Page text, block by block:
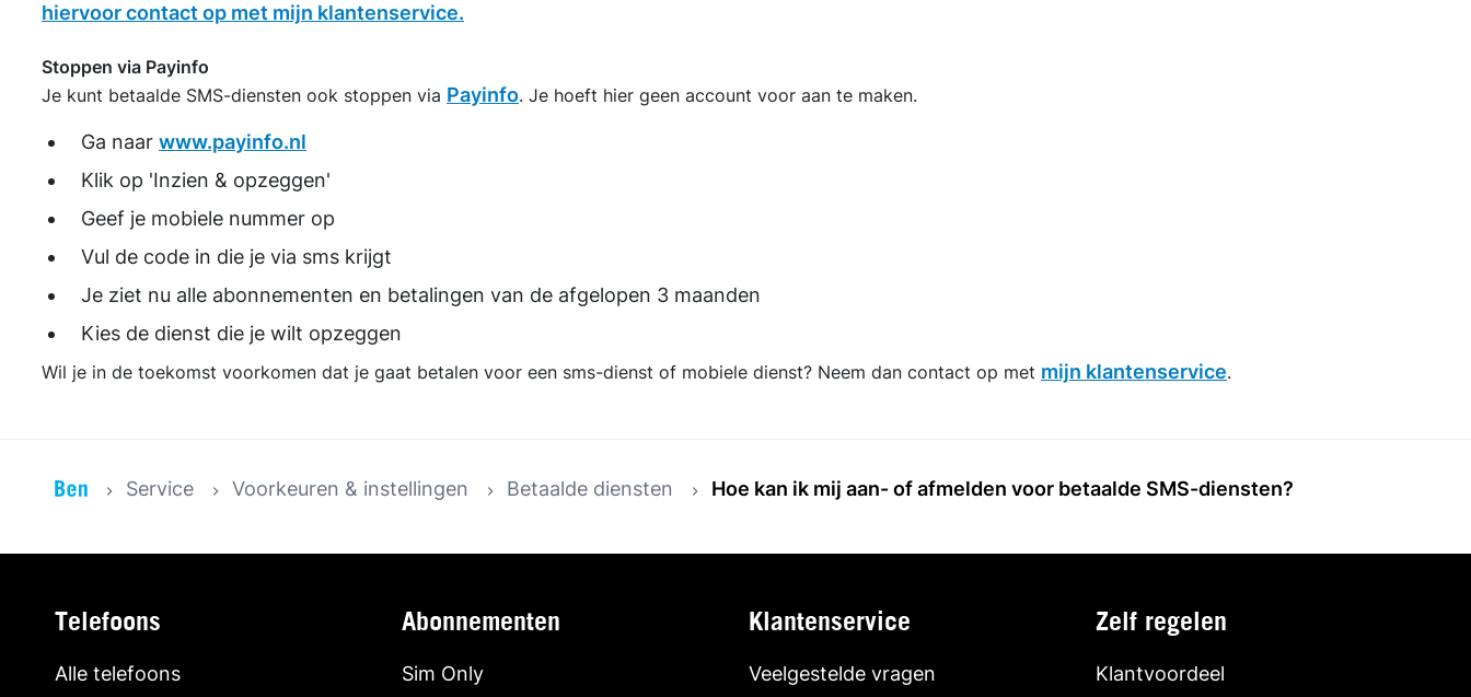
hiervoor contact op met mijn klantenservice.
Stoppen via Payinfo
Je kunt betaalde SMS-diensten ook stoppen via Payinfo. Je hoeft hier geen account voor aan te maken.
Ga naar www.payinfo.nl
Klik op 'Inzien & opzeggen'
Geef je mobiele nummer op
Vul de code in die je via sms krijgt
Je ziet nu alle abonnementen en betalingen van de afgelopen 3 maanden
Kies de dienst die je wilt opzeggen
Wil je in de toekomst voorkomen dat je gaat betalen voor een sms-dienst of mobiele dienst? Neem dan contact op met mijn klantenservice.
Service Voorkeuren & instellingen Betaalde diensten Hoe kan ik mij aan- of afmelden voor betaalde SMS-diensten?
Telefoons
Alle telefoons
Abonnementen
Sim Only
Klantenservice
Veelgestelde vragen
Zelf regelen
Klantvoordeel